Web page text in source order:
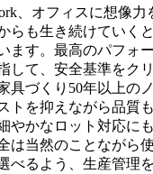
、オフィスに想像力
らも生き続けていく
ます。最高のパフォ
して、安全基準をク
具づくり50年以上の
トを抑えながら品質
やかなロット対応に
は当然のことながら
べるよう、生産管理